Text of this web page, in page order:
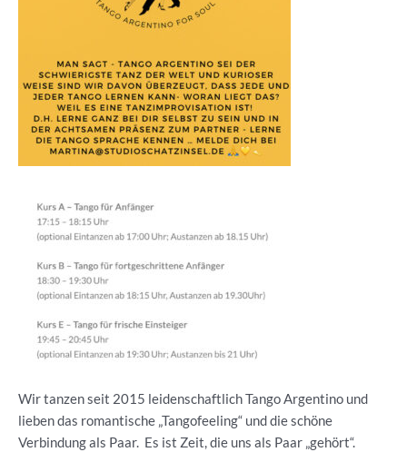
Wir tanzen seit 2015 leidenschaftlich Tango Argentino und
lieben das romantische „Tangofeeling“ und die schöne
Verbindung als Paar. Es ist Zeit, die uns als Paar „gehört“.